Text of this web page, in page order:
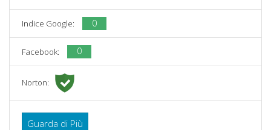
Indice Google: 0
Facebook: 0
Norton:
Guarda di Più